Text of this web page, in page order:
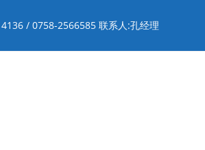
/ 0758-2566585 联系人:孔经理